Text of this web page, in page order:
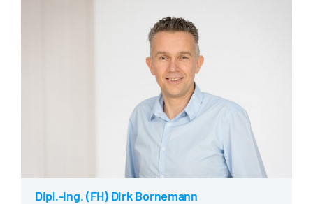
Dipl.-Ing. (FH) Dirk Bornemann